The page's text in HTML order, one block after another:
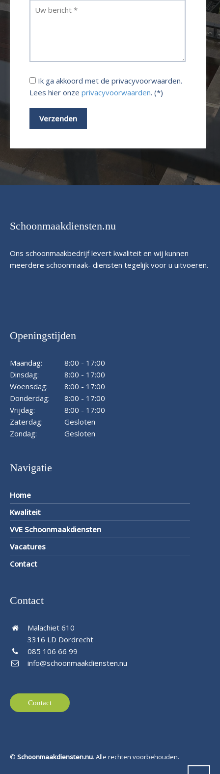
Ik ga akkoord met de privacyvoorwaarden.
Lees hier onze privacyvoorwaarden. (*)
Schoonmaakdiensten.nu
Ons schoonmaakbedrijf levert kwaliteit en wij kunnen
meerdere schoonmaak- diensten tegelijk voor u uitvoeren.
Openingstijden
Maandag:
8:00 - 17:00
Dinsdag:
8:00 - 17:00
Woensdag:
8:00 - 17:00
Donderdag:
8:00 - 17:00
Vrijdag:
8:00 - 17:00
Zaterdag:
Gesloten
Zondag:
Gesloten
Navigatie
Home
Kwaliteit
VVE Schoonmaakdiensten
Vacatures
Contact
Contact
Malachiet 610
3316 LD Dordrecht
085 106 66 99
info@schoonmaakdiensten.nu
Contact
© Schoonmaakdiensten.nu. Alle rechten voorbehouden.